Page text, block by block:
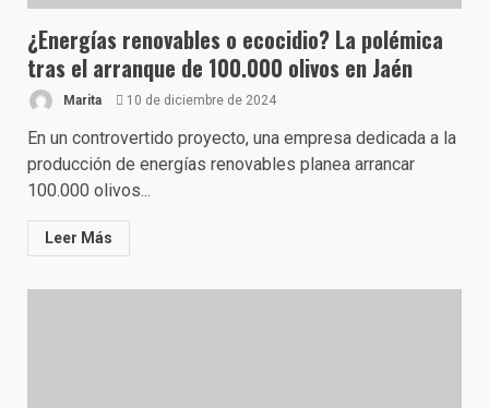
¿Energías renovables o ecocidio? La polémica
tras el arranque de 100.000 olivos en Jaén
Marita 10 de diciembre de 2024
En un controvertido proyecto, una empresa dedicada a la
producción de energías renovables planea arrancar
100.000 olivos...
Leer Más